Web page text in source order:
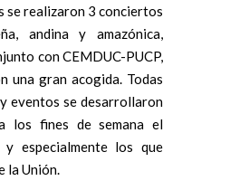
se realizaron 3 conciertos
andina y amazónica,
con CEMDUC-PUCP,
una gran acogida. Todas
eventos se desarrollaron
los fines de semana el
especialmente los que
la Unión.